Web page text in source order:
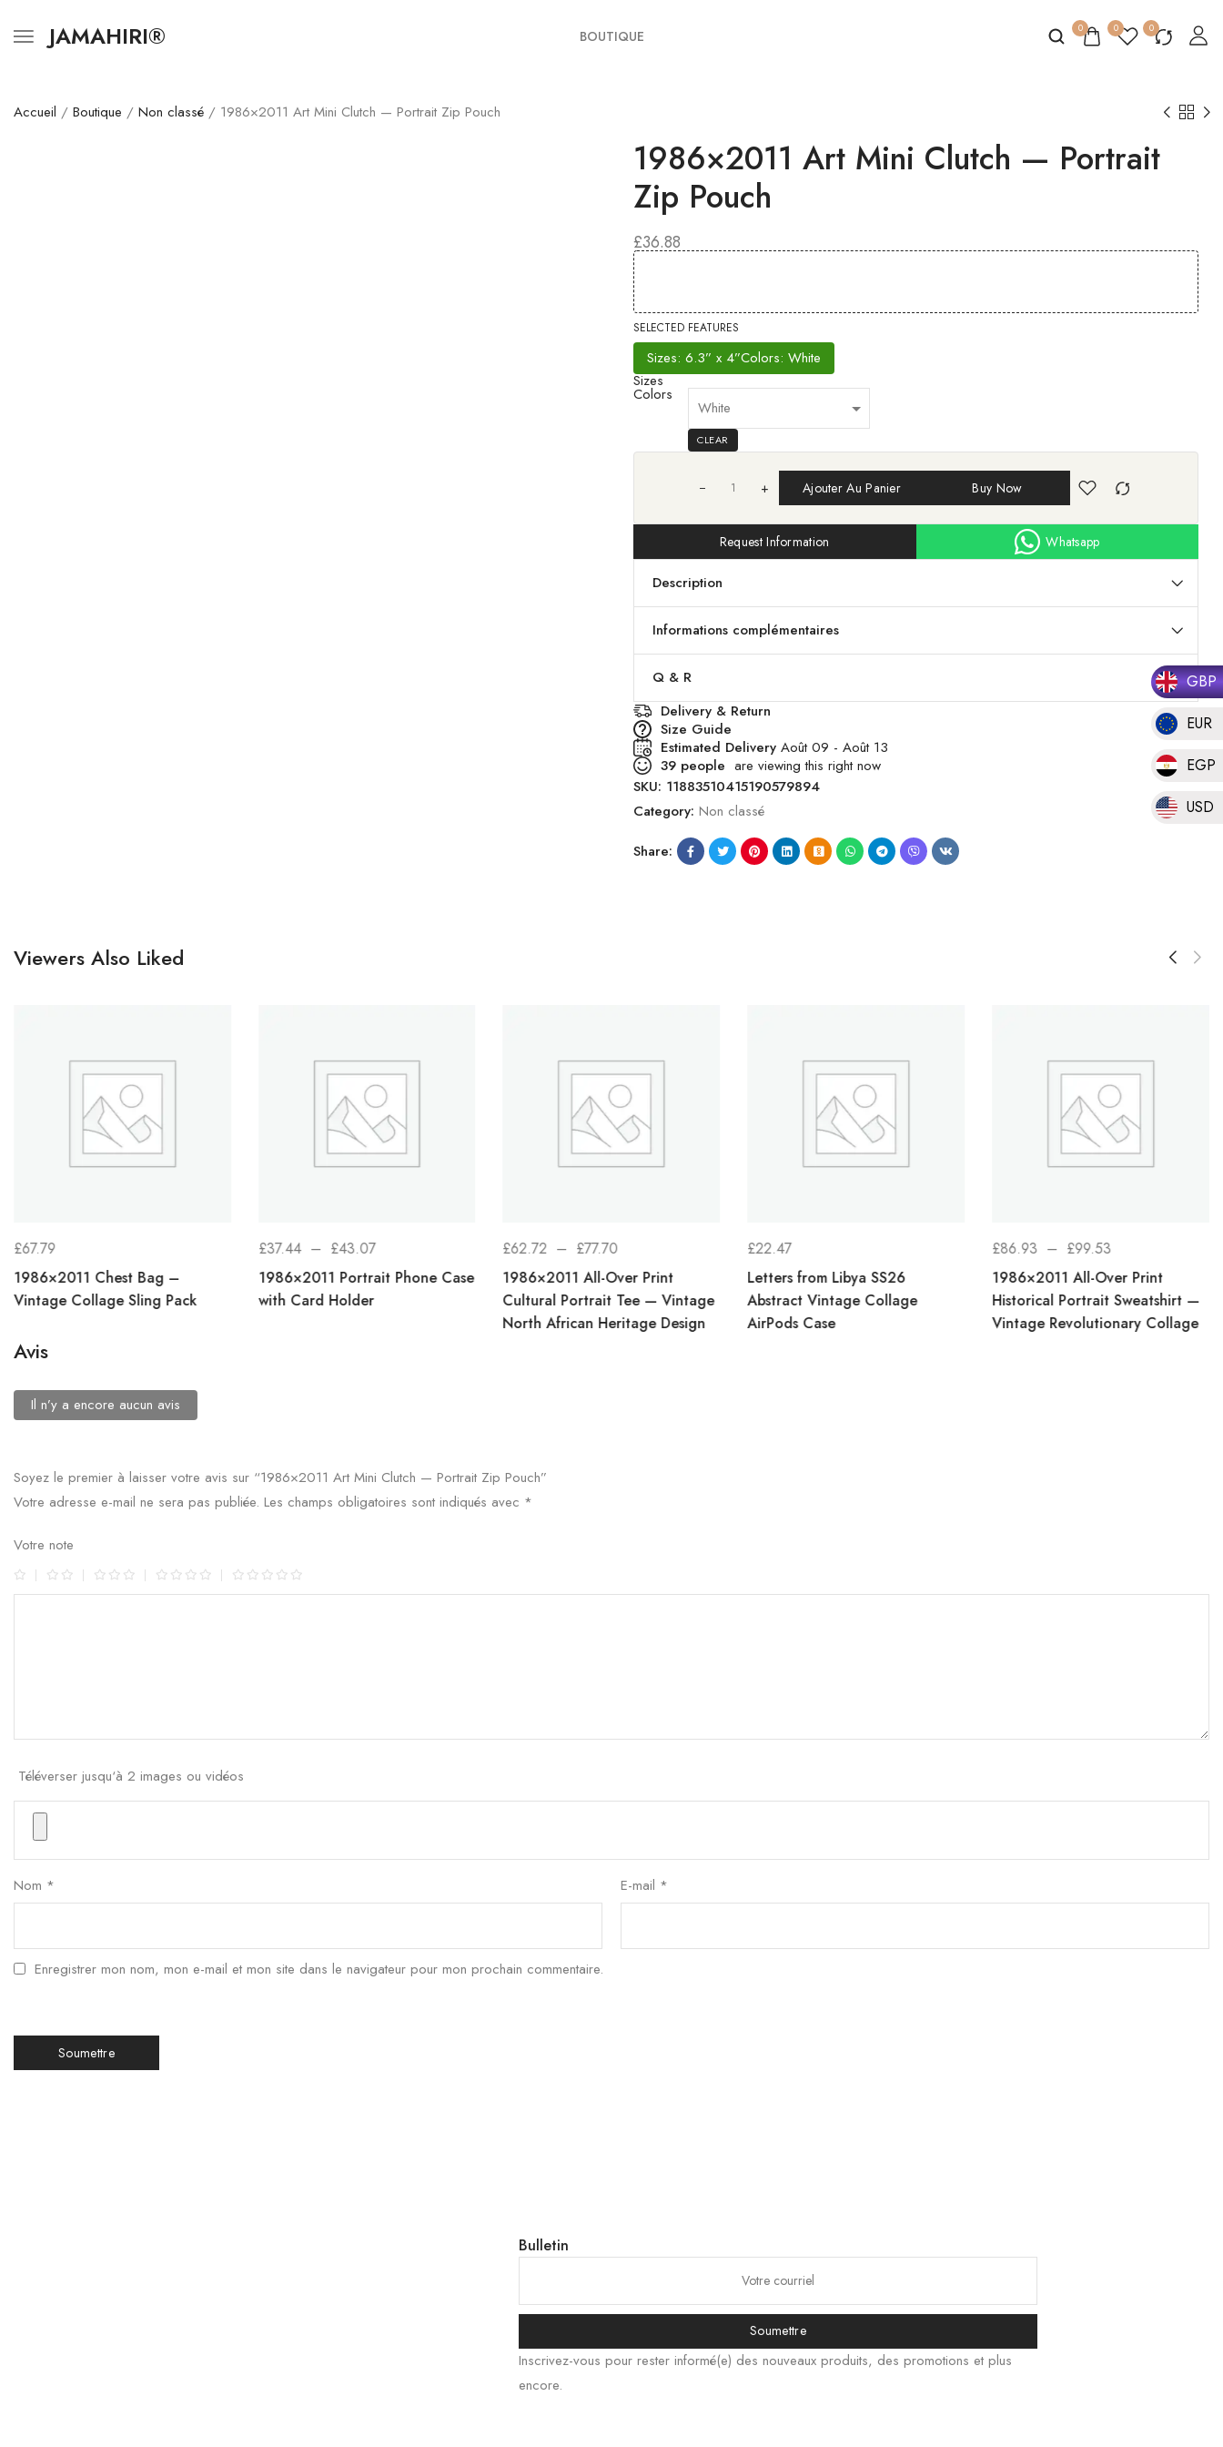
GBP
EUR
EGP
USD
JAMAHIRI® BOUTIQUE 0 0 0
Accueil / Boutique / Non classé / 1986×2011 Art Mini Clutch — Portrait Zip Pouch
1986×2011 Art Mini Clutch — Portrait
Zip Pouch
£36.88
SELECTED FEATURES
Sizes: 6.3” x 4”Colors: White
Sizes
Colors
CLEAR
+ Ajouter Au Panier Buy Now
Request Information Whatsapp
Description
Informations complémentaires
Q & R
Delivery & Return
Size Guide
Estimated Delivery Août 09 - Août 13
39 people are viewing this right now
SKU: 11883510415190579894
Category: Non classé
Share:
Viewers Also Liked
£67.79
1986×2011 Chest Bag –
Vintage Collage Sling Pack
£37.44 – £43.07
1986×2011 Portrait Phone Case
with Card Holder
£62.72 – £77.70
1986×2011 All-Over Print
Cultural Portrait Tee — Vintage
North African Heritage Design
£22.47
Letters from Libya SS26
Abstract Vintage Collage
AirPods Case
£86.93 – £99.53
1986×2011 All-Over Print
Historical Portrait Sweatshirt —
Vintage Revolutionary Collage
Avis
Il n’y a encore aucun avis
Soyez le premier à laisser votre avis sur “1986×2011 Art Mini Clutch — Portrait Zip Pouch”
Votre adresse e-mail ne sera pas publiée. Les champs obligatoires sont indiqués avec *
Votre note
Téléverser jusqu‘à 2 images ou vidéos
Nom * E-mail *
Enregistrer mon nom, mon e-mail et mon site dans le navigateur pour mon prochain commentaire.
Bulletin
Soumettre
Inscrivez-vous pour rester informé(e) des nouveaux produits, des promotions et plus
encore.
Português
اردو